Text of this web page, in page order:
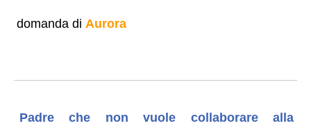
domanda di Aurora
Padre che non vuole collaborare alla